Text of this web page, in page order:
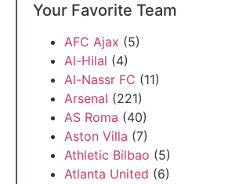
Your Favorite Team
AFC Ajax (5)
Al-Hilal (4)
Al-Nassr FC (11)
Arsenal (221)
AS Roma (40)
Aston Villa (7)
Athletic Bilbao (5)
Atlanta United (6)